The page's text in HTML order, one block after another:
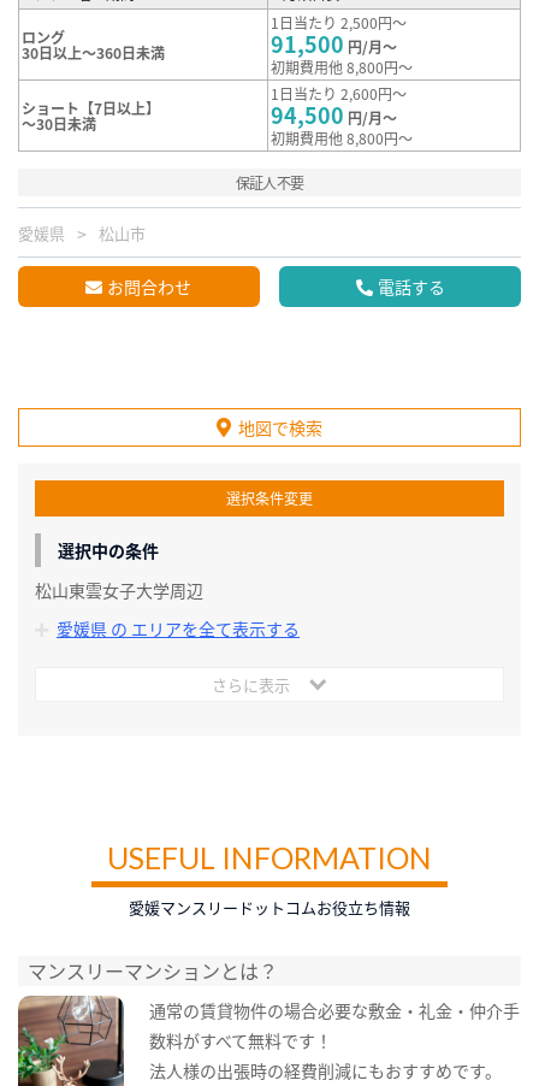
ロング
30日以上～360日未満
1日当たり 2,500円～
91,500 円/月～
初期費用他 8,800円～
ショート【7日以上】
～30日未満
1日当たり 2,600円～
94,500 円/月～
初期費用他 8,800円～
保証人不要
愛媛県 松山市
お問合わせ 電話する
地図で検索
選択条件変更
選択中の条件
松山東雲女子大学周辺
愛媛県 の エリアを全て表示する
さらに表示
USEFUL INFORMATION
愛媛マンスリードットコムお役立ち情報
マンスリーマンションとは？
通常の賃貸物件の場合必要な敷金・礼金・仲介手
数料がすべて無料です！
法人様の出張時の経費削減にもおすすめです。